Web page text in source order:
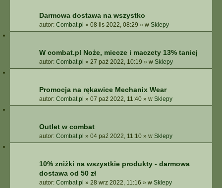
Darmowa dostawa na wszystko
autor: Combat.pl » 08 lis 2022, 08:29 » w Sklepy
W combat.pl Noże, miecze i maczety 13% taniej
autor: Combat.pl » 27 paź 2022, 10:19 » w Sklepy
Promocja na rękawice Mechanix Wear
autor: Combat.pl » 07 paź 2022, 11:40 » w Sklepy
Outlet w combat
autor: Combat.pl » 04 paź 2022, 11:10 » w Sklepy
10% zniżki na wszystkie produkty - darmowa
dostawa od 50 zł
autor: Combat.pl » 28 wrz 2022, 11:16 » w Sklepy